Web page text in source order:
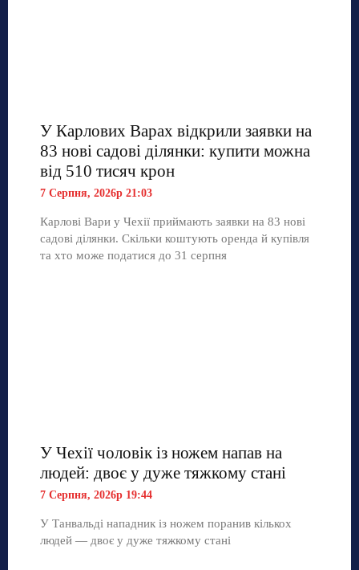
У Карлових Варах відкрили заявки на
83 нові садові ділянки: купити можна
від 510 тисяч крон
7 Серпня, 2026р 21:03
Карлові Вари у Чехії приймають заявки на 83 нові
садові ділянки. Скільки коштують оренда й купівля
та хто може податися до 31 серпня
У Чехії чоловік із ножем напав на
людей: двоє у дуже тяжкому стані
7 Серпня, 2026р 19:44
У Танвальді нападник із ножем поранив кількох
людей — двоє у дуже тяжкому стані